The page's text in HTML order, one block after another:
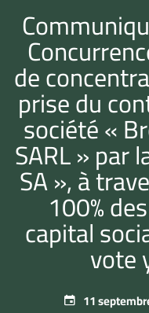
de
prise du
société «
SARL » par
SA », à
100%
capital
vote
11